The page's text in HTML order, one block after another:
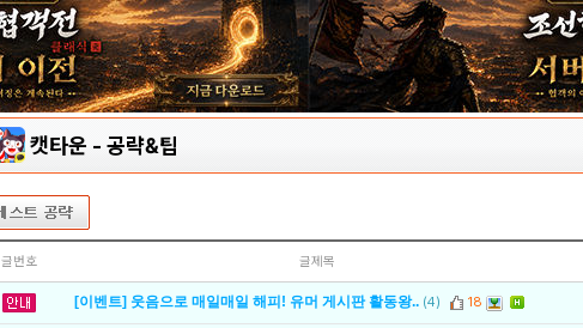
캣타운 - 공략&팁
글번호 글제목
[이벤트] 웃음으로 매일매일 해피! 유머 게시판 활동왕.. (4) 18